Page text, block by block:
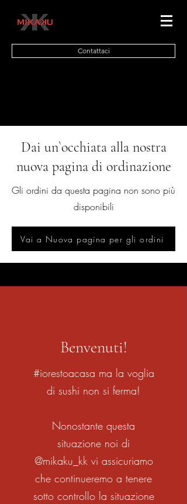
Contattaci
Dai un`occhiata alla nostra
nuova pagina di ordinazione
Gli ordini da questa pagina non sono più
disponibili
Vai a Nuova pagina per gli ordini
Benvenuti!
#iorestoacasa ma la voglia
di sushi non si ferma!
Nonostante questa
situazione noi di
@mikaku_kk vi assicuriamo
che continueremo a tenere
sotto controllo la situazione